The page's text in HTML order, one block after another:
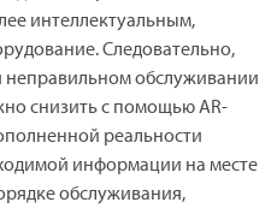
интеллектуальным,
Следовательно,
неправильном обслуживании
снизить с помощью AR-
реальности
информации на месте
обслуживания,